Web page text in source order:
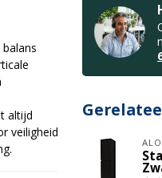
altijd
veiligheid